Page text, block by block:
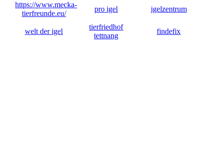
https://www.mecka-
tierfreunde.eu/
pro igel igelzentrum
welt der igel
tierfriedhof
tettnang
findefix